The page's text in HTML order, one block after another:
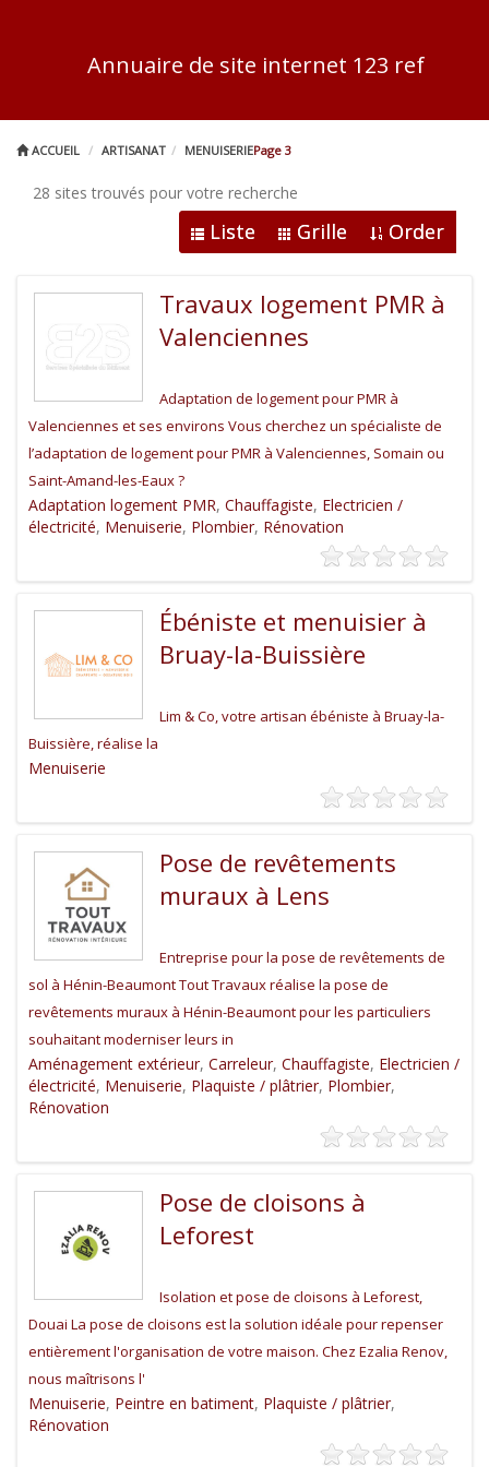
Annuaire de site internet 123 ref
ACCUEIL ARTISANAT MENUISERIEPage 3
28 sites trouvés pour votre recherche
Liste Grille Order
Travaux logement PMR à
Valenciennes
Adaptation de logement pour PMR à
Valenciennes et ses environs Vous cherchez un spécialiste de
l’adaptation de logement pour PMR à Valenciennes, Somain ou
Saint-Amand-les-Eaux ?
Adaptation logement PMR, Chauffagiste, Electricien /
électricité, Menuiserie, Plombier, Rénovation
Ébéniste et menuisier à
Bruay-la-Buissière
Lim & Co, votre artisan ébéniste à Bruay-la-
Buissière, réalise la
Menuiserie
Pose de revêtements
muraux à Lens
Entreprise pour la pose de revêtements de
sol à Hénin-Beaumont Tout Travaux réalise la pose de
revêtements muraux à Hénin-Beaumont pour les particuliers
souhaitant moderniser leurs in
Aménagement extérieur, Carreleur, Chauffagiste, Electricien /
électricité, Menuiserie, Plaquiste / plâtrier, Plombier,
Rénovation
Pose de cloisons à
Leforest
Isolation et pose de cloisons à Leforest,
Douai La pose de cloisons est la solution idéale pour repenser
entièrement l'organisation de votre maison. Chez Ezalia Renov,
nous maîtrisons l'
Menuiserie, Peintre en batiment, Plaquiste / plâtrier,
Rénovation